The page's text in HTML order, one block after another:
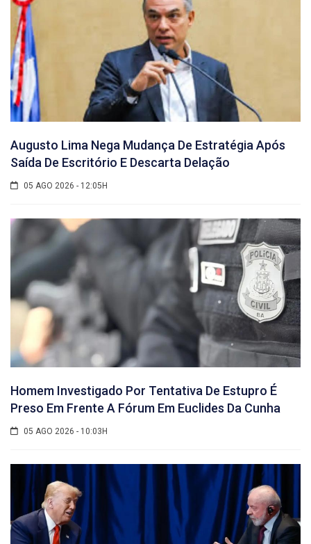
Augusto Lima Nega Mudança De Estratégia Após
Saída De Escritório E Descarta Delação
05 AGO 2026 - 12:05H
Homem Investigado Por Tentativa De Estupro É
Preso Em Frente A Fórum Em Euclides Da Cunha
05 AGO 2026 - 10:03H